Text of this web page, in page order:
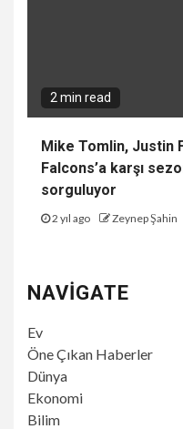
2 min read
Mike Tomlin, Justin
Falcons’a karşı
sorguluyor
2 yıl ago Zeynep Şahin
NAVIGATE
Ev
Öne Çıkan Haberler
Dünya
Ekonomi
Bilim